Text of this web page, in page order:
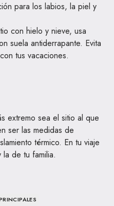
para los labios, la piel y
con hielo y nieve, usa
suela antiderrapante. Evita
tus vacaciones.
extremo sea el sitio al que
ser las medidas de
térmico. En tu viaje
de tu familia.